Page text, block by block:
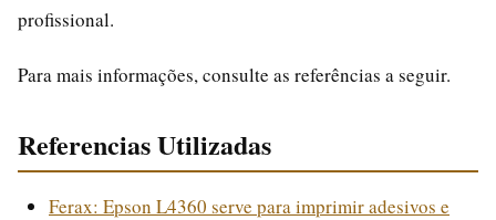
profissional.
Para mais informações, consulte as referências a seguir.
Referencias Utilizadas
Ferax: Epson L4360 serve para imprimir adesivos e